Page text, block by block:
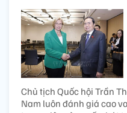
Chủ tịch Quốc hội Trần
Nam luôn đánh giá cao